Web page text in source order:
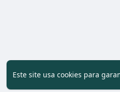
Este site usa cookies para